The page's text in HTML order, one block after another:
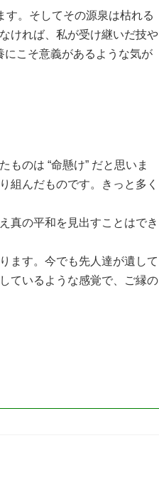
。そしてその源泉は枯れる
ければ、私が受け継いだ技や
こそ意義があるような気が
のは “命懸け” だと思いま
組んだものです。きっと多く
真の平和を見出すことはでき
ます。今でも先人達が遺して
ているような感覚で、ご縁の